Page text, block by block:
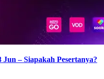
– Siapakah Pesertanya?